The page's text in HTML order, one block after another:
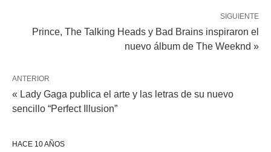
SIGUIENTE
Prince, The Talking Heads y Bad Brains inspiraron el
nuevo álbum de The Weeknd »
ANTERIOR
« Lady Gaga publica el arte y las letras de su nuevo
sencillo “Perfect Illusion”
HACE 10 AÑOS